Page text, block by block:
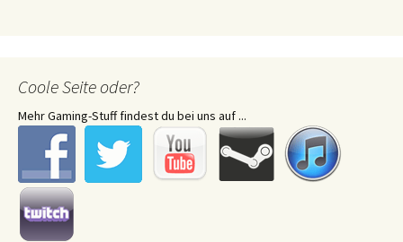
Coole Seite oder?
Mehr Gaming-Stuff findest du bei uns auf ...